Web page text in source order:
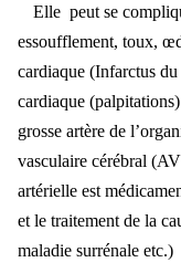
Elle peut se
essoufflement, toux,
cardiaque (Infarctus
cardiaque
grosse artère de l’orga
vasculaire cérébral
artérielle est
et le traitement de la
maladie surrénale etc.)